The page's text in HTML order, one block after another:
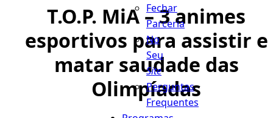
Fechar
Parceria
No
Seu
Site
Perguntas
Frequentes
T.O.P. MiA – 3 animes
esportivos para assistir e
matar saudade das
Olimpíadas